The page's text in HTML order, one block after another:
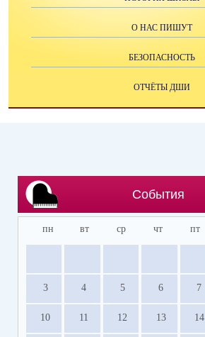
О НАС ПИШУТ
БЕЗОПАСНОСТЬ
ОТЧЁТЫ ДШИ
События
пн вт ср чт пт
3 4 5 6 7
10 11 12 13 14